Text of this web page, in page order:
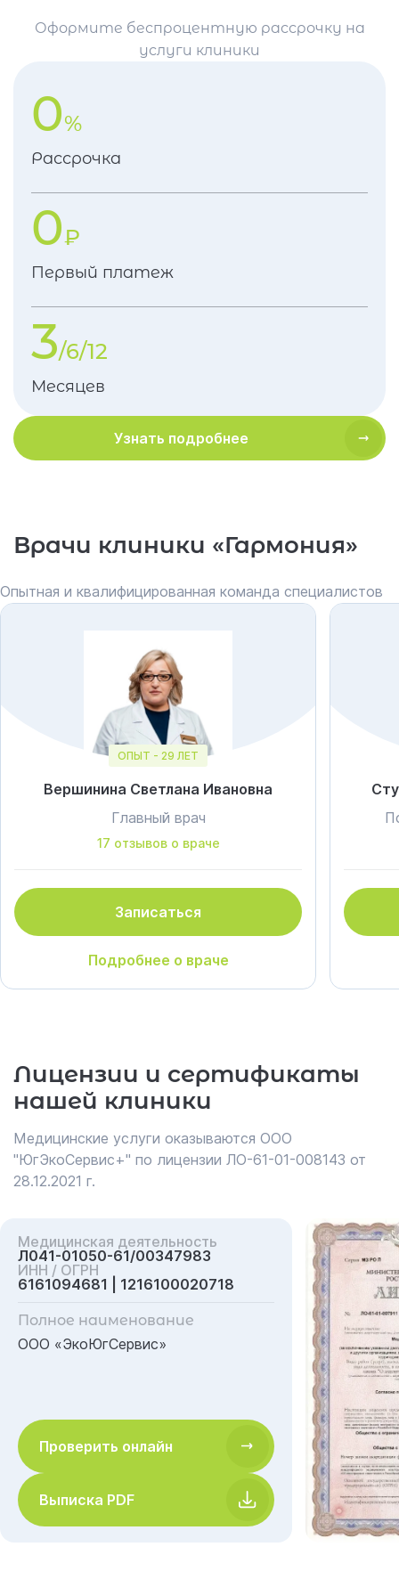
Оформите беспроцентную рассрочку на
услуги клиники
0%
Рассрочка
0₽
Первый платеж
3/6/12
Месяцев
Узнать подробнее
Врачи клиники «Гармония»
Опытная и квалифицированная команда специалистов
ОПЫТ - 29 ЛЕТ
Вершинина Светлана Ивановна
Главный врач
17 отзывов о враче
Записаться
Подробнее о враче
Лицензии и сертификаты
нашей клиники
Медицинские услуги оказываются ООО
"ЮгЭкоСервис+" по лицензии ЛО-61-01-008143 от
28.12.2021 г.
Медицинская деятельность
Л041-01050-61/00347983
ИНН / ОГРН
6161094681 | 1216100020718
Полное наименование
ООО «ЭкоЮгСервис»
Проверить онлайн
Выписка PDF